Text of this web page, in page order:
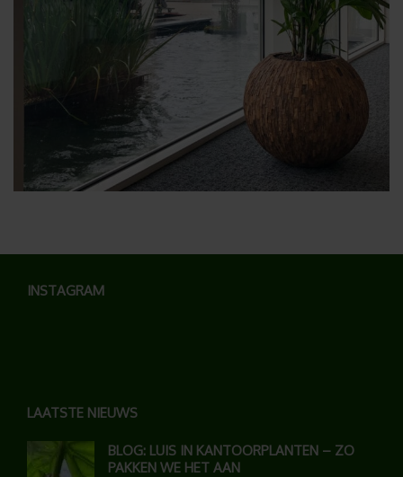
INSTAGRAM
LAATSTE NIEUWS
BLOG: LUIS IN KANTOORPLANTEN – ZO
PAKKEN WE HET AAN